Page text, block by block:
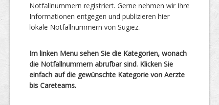
Notfallnummern registriert. Gerne nehmen wir Ihre
Informationen entgegen und publizieren hier
lokale Notfallnummern von Sugiez.
Im linken Menu sehen Sie die Kategorien, wonach
die Notfallnummern abrufbar sind. Klicken Sie
einfach auf die gewünschte Kategorie von Aerzte
bis Careteams.